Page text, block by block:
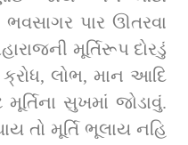
પાર ઊતરવા
મૂર્તિરૂપ દોરડું
લોભ, માન આદિ
સુખમાં જોડાવું.
તો મૂર્તિ ભૂલાય નહિ